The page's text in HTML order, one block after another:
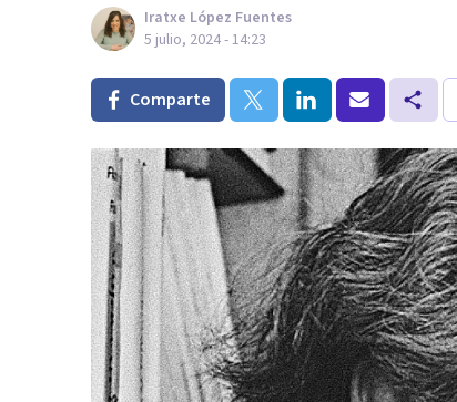
Iratxe López Fuentes
5 julio, 2024 - 14:23
Comparte